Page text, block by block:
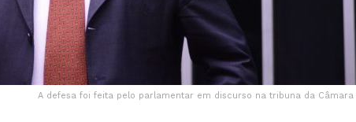
A defesa foi feita pelo parlamentar em discurso na tribuna da Câmara